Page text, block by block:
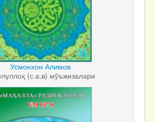
Усмонхон Алимов
(с.а.в) мўъжизалари